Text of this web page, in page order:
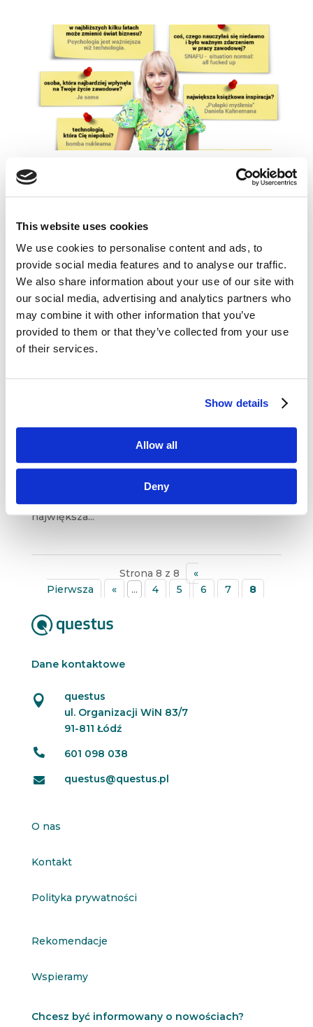
This website uses cookies
We use cookies to personalise content and ads, to
provide social media features and to analyse our traffic.
We also share information about your use of our site with
our social media, advertising and analytics partners who
may combine it with other information that you’ve
provided to them or that they’ve collected from your use
of their services.
Show details
Allow all
Deny
Julia Izmałkowa: ludzie przetrwają
bez technologii, ale technologia bez ludzi
nie
Na questus BLOG nadszedł czas na pierwszą
rozmówczynię – Julię Izmałkową, psycholog,
założycielkę i CEO firmy Izmałkowa Consulting,
agencji badawczej specjalizującej się
w badaniach etnograficznych na potrzeby
marketingu i biznesu. Julia, jak na sumiennego...
przełomowe
Wiedza
jednego pojazdu. Facebook, najpopularniejszy
kanał medialny, nie tworzy własnych treści,
a Alibaba, najbardziej zyskowna sieć detaliczna,
największa...
Strona 8 z 8
«
Pierwsza
« ... 4 5 6 7 8
Dane kontaktowe

questus
ul. Organizacji WiN 83/7
91-811 Łódź
 601 098 038
 questus@questus.pl
O nas
Kontakt
Polityka prywatności
Rekomendacje
Wspieramy
Chcesz być informowany o nowościach?